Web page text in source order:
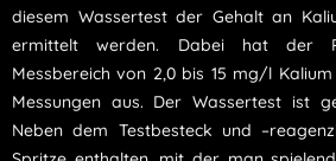
diesem Wassertest der Gehalt an
ermittelt werden. Dabei hat der
Messbereich von 2,0 bis 15 mg/l
Messungen aus. Der Wassertest ist
Neben dem Testbesteck und